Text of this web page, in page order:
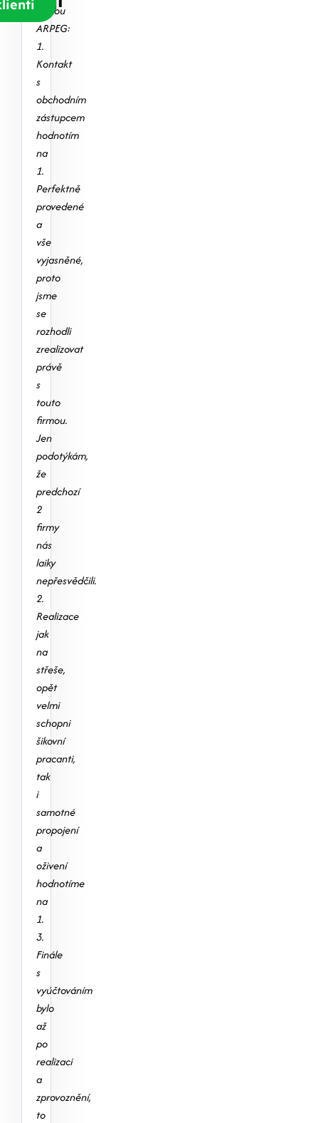
firmou
ARPEG:
1.
Kontakt
s
obchodním
zástupcem
hodnotím
na
1.
Perfektně
provedené
a
vše
vyjasněné,
proto
jsme
se
rozhodli
zrealizovat
právě
s
touto
firmou.
Jen
podotýkám,
že
predchozí
2
firmy
nás
laiky
nepřesvědčili.
2.
Realizace
jak
na
střeše,
opět
velmi
schopni
šikovní
pracanti,
tak
i
samotné
propojení
a
oživení
hodnotíme
na
1.
3.
Finále
s
vyúčtováním
bylo
až
po
realizaci
a
zprovoznění,
to